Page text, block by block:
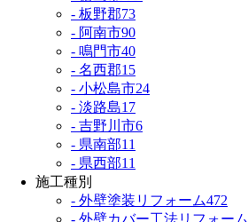
- 板野郡73
- 阿南市90
- 鳴門市40
- 名西郡15
- 小松島市24
- 淡路島17
- 吉野川市6
- 県南部11
- 県西部11
施工種別
- 外壁塗装リフォーム472
- 外壁カバー工法リフォーム